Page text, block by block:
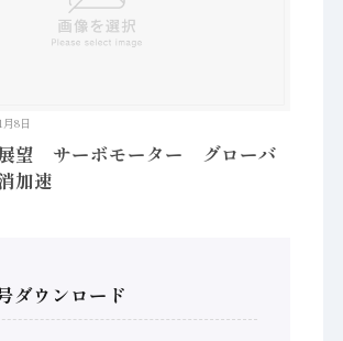
月8日
望 サーボモーター グローバ
加速
ダウンロード